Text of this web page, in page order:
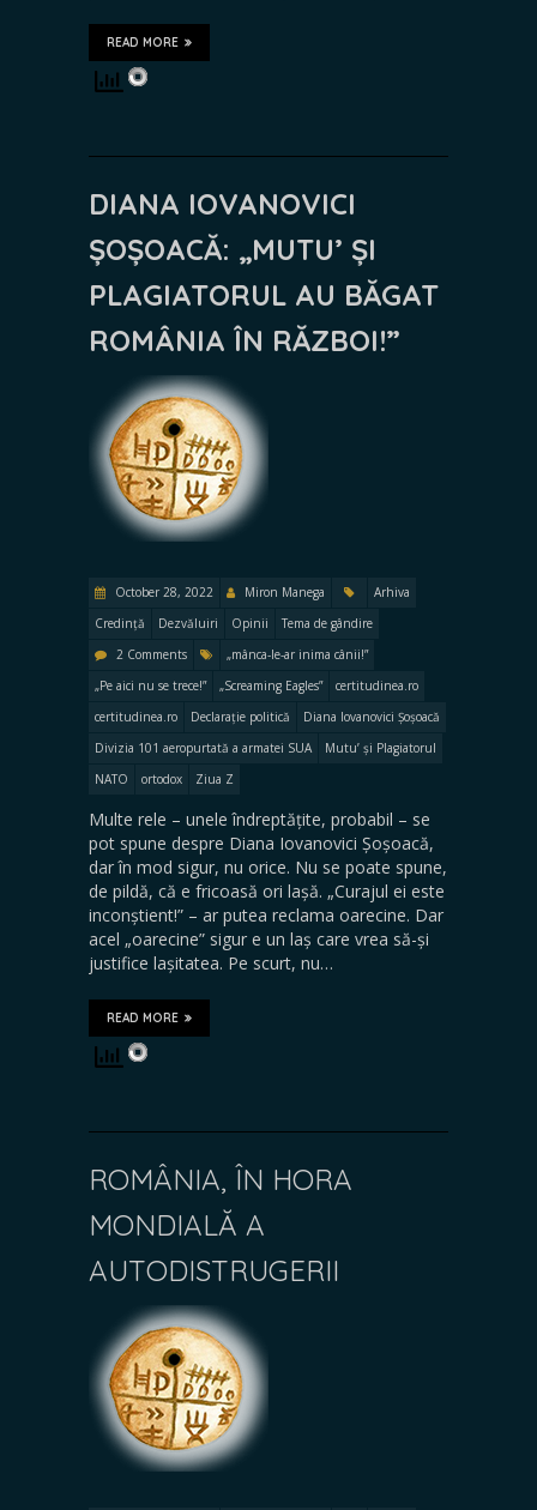
READ MORE
DIANA IOVANOVICI
ȘOȘOACĂ: „MUTU’ ȘI
PLAGIATORUL AU BĂGAT
ROMÂNIA ÎN RĂZBOI!”
October 28, 2022 Miron Manega
Arhiva
Credință
Dezvăluiri Opinii
Tema de gândire
2 Comments
„mânca-le-ar inima cânii!”
„Pe aici nu se trece!”
„Screaming Eagles”
certitudinea.ro
certitudinea.ro
Declarație politică
Diana Iovanovici Șoșoacă
Divizia 101 aeropurtată a armatei SUA
Mutu’ și Plagiatorul
NATO
ortodox Ziua Z
Multe rele – unele îndreptățite, probabil – se
pot spune despre Diana Iovanovici Șoșoacă,
dar în mod sigur, nu orice. Nu se poate spune,
de pildă, că e fricoasă ori lașă. „Curajul ei este
inconștient!” – ar putea reclama oarecine. Dar
acel „oarecine” sigur e un laș care vrea să-și
justifice lașitatea. Pe scurt, nu…
READ MORE
ROMÂNIA, ÎN HORA
MONDIALĂ A
AUTODISTRUGERII